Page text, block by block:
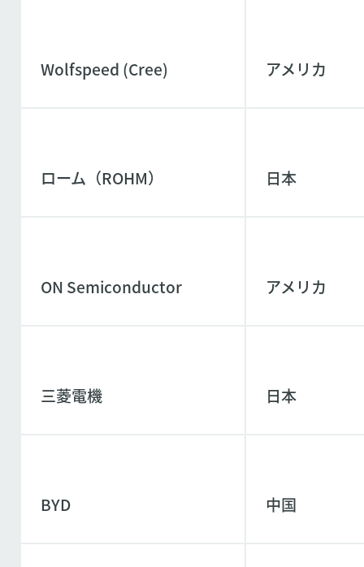
Wolfspeed (Cree) アメリカ
ローム（ROHM） 日本
ON Semiconductor アメリカ
三菱電機 日本
BYD 中国